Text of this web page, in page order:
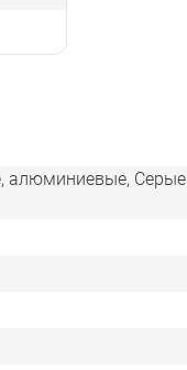
алюминиевые, Серые